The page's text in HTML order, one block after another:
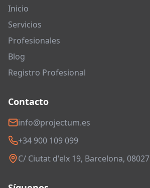
Inicio
Servicios
Profesionales
Blog
Registro Profesional
Contacto
info@projectum.es
+34 900 109 099
C/ Ciutat d'elx 19, Barcelona, 08027